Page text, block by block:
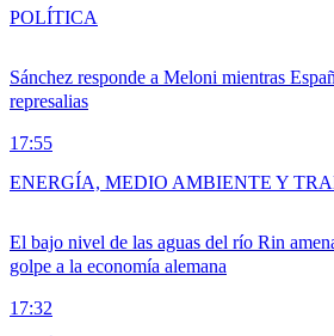
Sánchez responde a Meloni mientras
represalias
17:55
POLÍTICA
El bajo nivel de las aguas del río Rin
golpe a la economía alemana
17:32
ENERGÍA, MEDIO AMBIENTE Y